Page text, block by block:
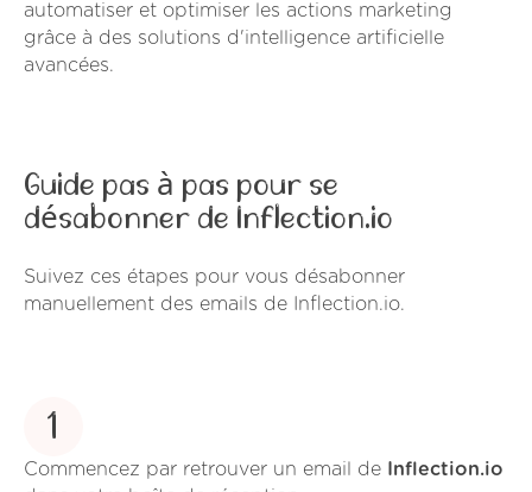
automatiser et optimiser les actions marketing
grâce à des solutions d'intelligence artificielle
avancées.
Guide pas à pas pour se
désabonner de Inflection.io
Suivez ces étapes pour vous désabonner
manuellement des emails de Inflection.io.
1
Commencez par retrouver un email de Inflection.io